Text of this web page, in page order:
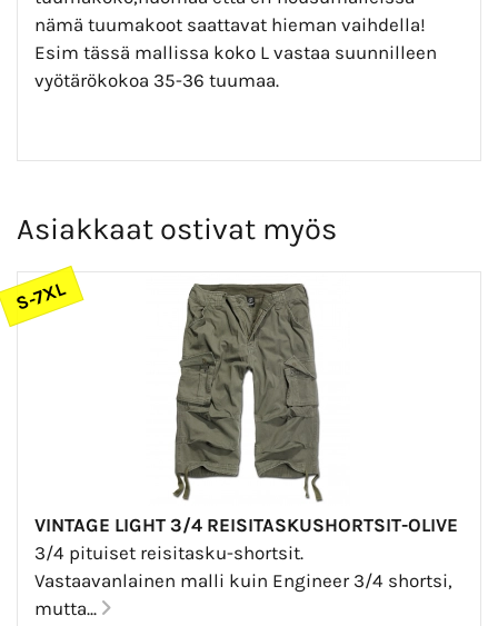
nämä tuumakoot saattavat hieman vaihdella!
Esim tässä mallissa koko L vastaa suunnilleen
vyötärökokoa 35-36 tuumaa.
Asiakkaat ostivat myös
S-7XL
VINTAGE LIGHT 3/4 REISITASKUSHORTSIT-OLIVE
3/4 pituiset reisitasku-shortsit.
Vastaavanlainen malli kuin Engineer 3/4 shortsi,
mutta...